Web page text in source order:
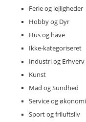
Ferie og lejligheder
Hobby og Dyr
Hus og have
Ikke-kategoriseret
Industri og Erhverv
Kunst
Mad og Sundhed
Service og økonomi
Sport og friluftsliv